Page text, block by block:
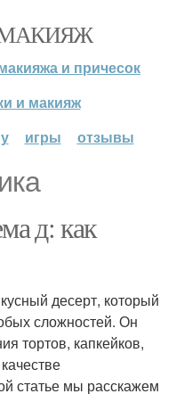
и причесок
и макияж
игры отзывы
д: как
десерт, который
сложностей. Он
тортов, капкейков,
статье мы расскажем